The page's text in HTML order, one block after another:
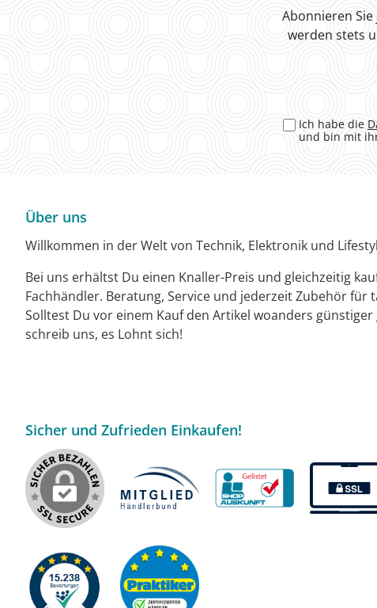
Abonnieren
werden stets
Ich habe die
und bin mit
Über uns
Willkommen in der Welt von Technik, Elektronik und
Bei uns erhältst Du einen Knaller-Preis und gleichzeitig
Fachhändler. Beratung, Service und jederzeit Zubehör für
Solltest Du vor einem Kauf den Artikel woanders günstiger
schreib uns, es Lohnt sich!
Sicher und Zufrieden Einkaufen!